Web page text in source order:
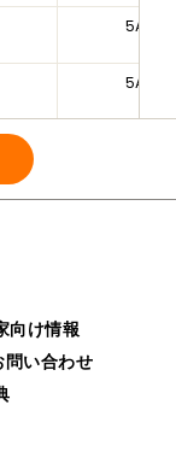
向け情報
問い合わせ